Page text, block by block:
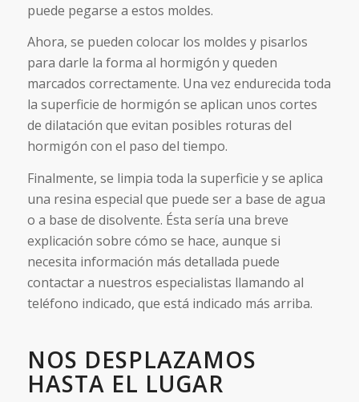
puede pegarse a estos moldes.
Ahora, se pueden colocar los moldes y pisarlos
para darle la forma al hormigón y queden
marcados correctamente. Una vez endurecida toda
la superficie de hormigón se aplican unos cortes
de dilatación que evitan posibles roturas del
hormigón con el paso del tiempo.
Finalmente, se limpia toda la superficie y se aplica
una resina especial que puede ser a base de agua
o a base de disolvente. Ésta sería una breve
explicación sobre cómo se hace, aunque si
necesita información más detallada puede
contactar a nuestros especialistas llamando al
teléfono indicado, que está indicado más arriba.
NOS DESPLAZAMOS
HASTA EL LUGAR